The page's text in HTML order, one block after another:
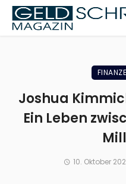
Joshua
Ein Leben
10. Oktober